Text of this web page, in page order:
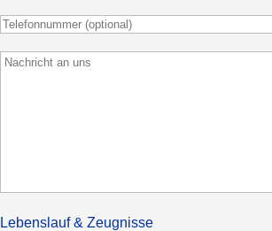
Lebenslauf & Zeugnisse